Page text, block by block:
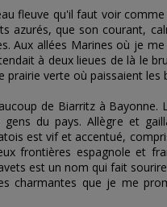
fleuve qu'il faut voir
azurés, que son courant,
Aux allées Marines où je
à deux lieues de là le
prairie verte où paissaient
de Biarritz à Bayonne.
du pays. Allègre et
est vif et accentué,
frontières espagnole et
est un nom qui fait
charmantes que je me